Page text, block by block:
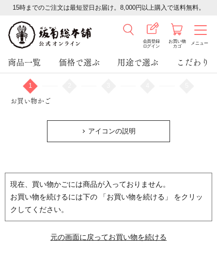
15時までのご注文は最短翌日お届け。8,000円以上購入で送料無料。
会員登録
ログイン
お買い物
カゴ
メニュー
商品一覧 価格で選ぶ 用途で選ぶ こだわり
1
お買い物かご
アイコンの説明
現在、買い物かごには商品が入っておりません。
お買い物を続けるには下の 「お買い物を続ける」 をクリッ
クしてください。
元の画面に戻ってお買い物を続ける